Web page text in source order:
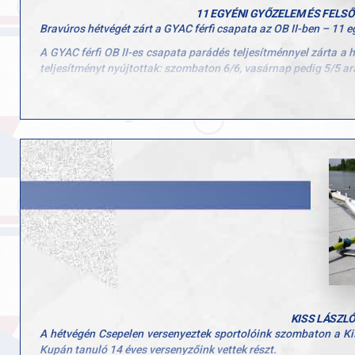
11 EGYÉNI GYŐZELEM ÉS
Bravúros hétvégét zárt a GYAC férfi csapata az OB II-ben – 11
A GYAC férfi OB II-es csapata parádés teljesítménnyel zárta
teljesítményt nyújtottak: szombaton 6/6, vasárnap pedig 5/5
A csapat tagjai: Molnár Máté, Vörös Kristóf, Eisenkolb Máté,
Gratulálunk minden csapattagnak és felkészítő edzőnek! Sok
KISS
A hétvégén Csepelen versenyeztek sportolóink szombaton a
Kupán tanuló 14 éves versenyzőink vettek részt.